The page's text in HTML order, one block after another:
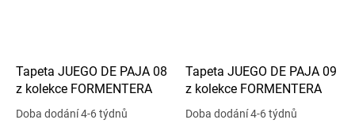
Tapeta JUEGO DE PAJA 08
z kolekce FORMENTERA
Doba dodání 4-6 týdnů
Tapeta JUEGO DE PAJA 09
z kolekce FORMENTERA
Doba dodání 4-6 týdnů